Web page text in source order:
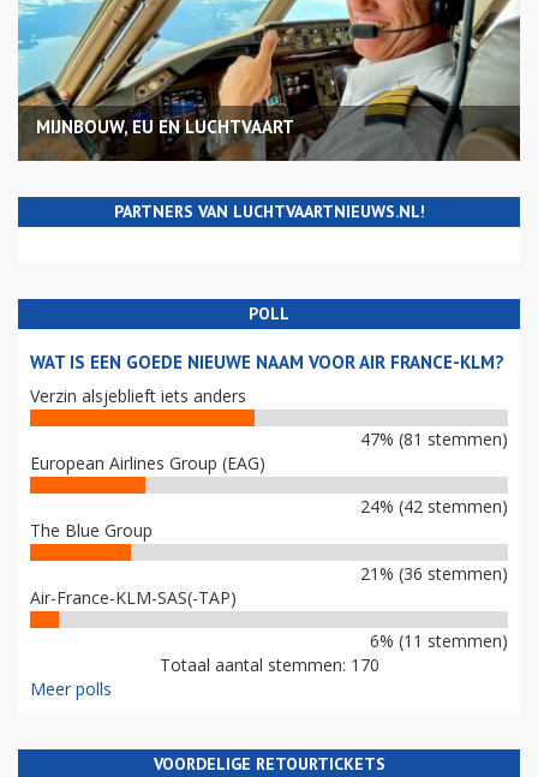
MIJNBOUW, EU EN LUCHTVAART
PARTNERS VAN LUCHTVAARTNIEUWS.NL!
POLL
WAT IS EEN GOEDE NIEUWE NAAM VOOR AIR FRANCE-KLM?
Verzin alsjeblieft iets anders
47% (81 stemmen)
European Airlines Group (EAG)
24% (42 stemmen)
The Blue Group
21% (36 stemmen)
Air-France-KLM-SAS(-TAP)
6% (11 stemmen)
Totaal aantal stemmen: 170
Meer polls
VOORDELIGE RETOURTICKETS